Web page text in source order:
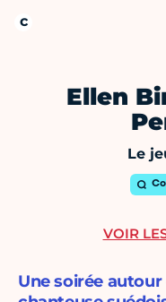
Ellen
Le
Une soirée
VOIR